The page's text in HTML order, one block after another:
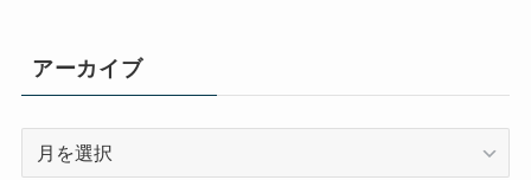
アーカイブ